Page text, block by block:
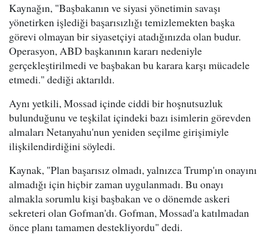
Kaynağın, "Başbakanın ve siyasi yönetimin savaşı
yönetirken işlediği başarısızlığı temizlemekten başka
görevi olmayan bir siyasetçiyi atadığınızda olan budur.
Operasyon, ABD başkanının kararı nedeniyle
gerçekleştirilmedi ve başbakan bu karara karşı mücadele
etmedi." dediği aktarıldı.
Aynı yetkili, Mossad içinde ciddi bir hoşnutsuzluk
bulunduğunu ve teşkilat içindeki bazı isimlerin görevden
almaları Netanyahu'nun yeniden seçilme girişimiyle
ilişkilendirdiğini söyledi.
Kaynak, "Plan başarısız olmadı, yalnızca Trump'ın onayını
almadığı için hiçbir zaman uygulanmadı. Bu onayı
almakla sorumlu kişi başbakan ve o dönemde askeri
sekreteri olan Gofman'dı. Gofman, Mossad'a katılmadan
önce planı tamamen destekliyordu" dedi.